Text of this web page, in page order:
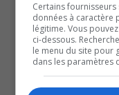
victimes.
Le Service de police
qui sont victimes
À lire aussi :
Homme inculpé
Certains
données à caractère
légitime. Vous
ci-dessous.
le menu du site pour
dans les paramètres